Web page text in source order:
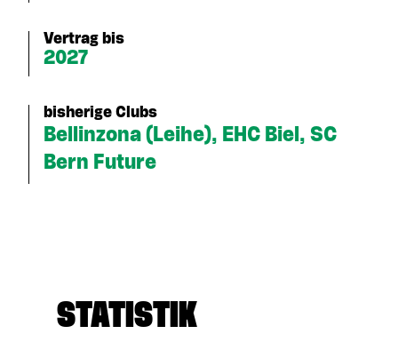
Vertrag bis
2027
bisherige Clubs
Bellinzona (Leihe), EHC Biel, SC
Bern Future
STATISTIK